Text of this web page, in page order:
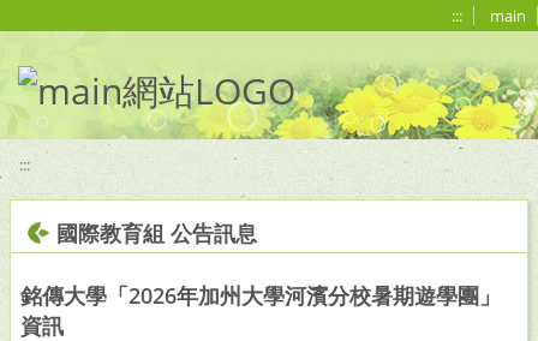
::: main
:::
國際教育組 公告訊息
銘傳大學「2026年加州大學河濱分校暑期遊學團」
資訊